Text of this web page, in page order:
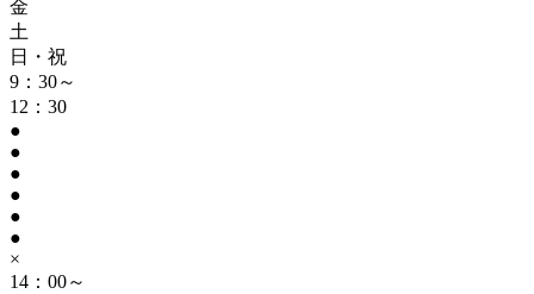
金
土
日・祝
9：30～
12：30
●
●
●
●
●
●
×
14：00～